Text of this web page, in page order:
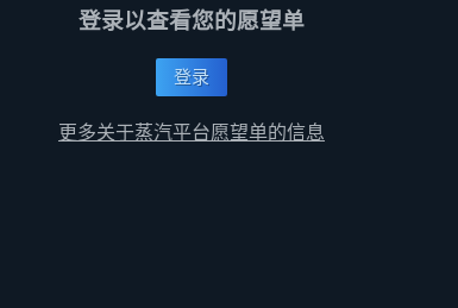
登录以查看您的愿望单
登录
更多关于蒸汽平台愿望单的信息